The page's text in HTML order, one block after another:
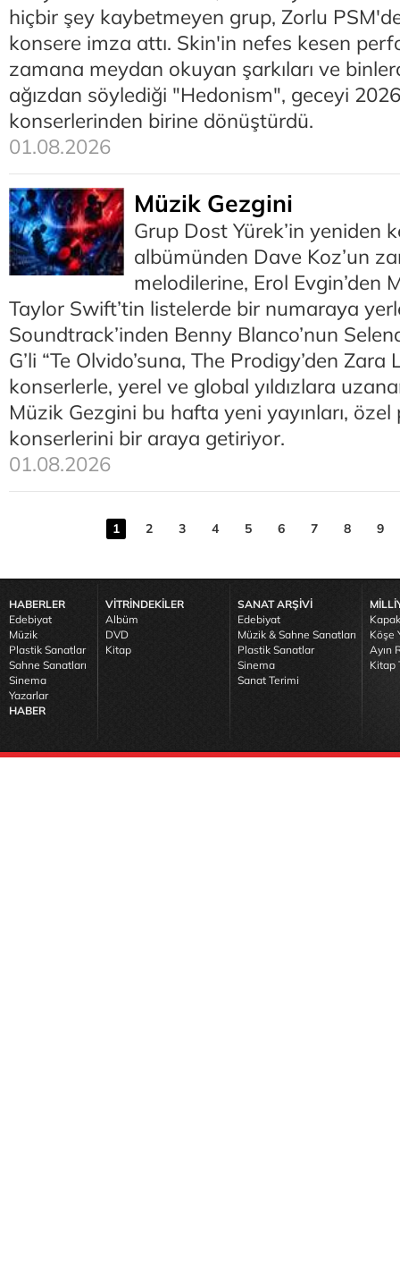
hiçbir şey kaybetmeyen grup, Zorlu
konsere imza attı. Skin'in nefes kesen
zamana meydan okuyan şarkıları ve
ağızdan söylediği "Hedonism", geceyi
konserlerinden birine dönüştürdü.
01.08.2026
Müzik Gezgini
Grup Dost Yürek’in yeniden
albümünden Dave Koz’un
melodilerine, Erol Evgin’den
Taylor Swift’tin listelerde bir numaraya
Soundtrack’inden Benny Blanco’nun
G’li “Te Olvido’suna, The Prodigy’den
konserlerle, yerel ve global yıldızlara
Müzik Gezgini bu hafta yeni yayınları,
konserlerini bir araya getiriyor.
01.08.2026
1 2 3 4 5 6 7 8 9
HABERLER
Edebiyat
Müzik
Plastik Sanatlar
Sahne Sanatları
Sinema
Yazarlar
HABER
VİTRİNDEKİLER
Albüm
DVD
Kitap
SANAT ARŞİVİ
Edebiyat
Müzik & Sahne Sanatları
Plastik Sanatlar
Sinema
Sanat Terimi
Köşe
Ayın
Kitap